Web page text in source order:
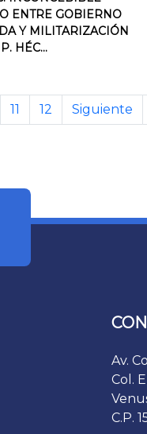
ENTRE GOBIERNO
Y MILITARIZACIÓN
HÉC...
11 12 Siguiente
Av.
Col.
C.P.